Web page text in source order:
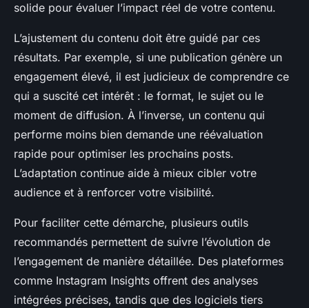
solide pour évaluer l’impact réel de votre contenu.
L’ajustement du contenu doit être guidé par ces
résultats. Par exemple, si une publication génère un
engagement élevé, il est judicieux de comprendre ce
qui a suscité cet intérêt : le format, le sujet ou le
moment de diffusion. À l’inverse, un contenu qui
performe moins bien demande une réévaluation
rapide pour optimiser les prochains posts.
L’adaptation continue aide à mieux cibler votre
audience et à renforcer votre visibilité.
Pour faciliter cette démarche, plusieurs outils
recommandés permettent de suivre l’évolution de
l’engagement de manière détaillée. Des plateformes
comme Instagram Insights offrent des analyses
intégrées précises, tandis que des logiciels tiers